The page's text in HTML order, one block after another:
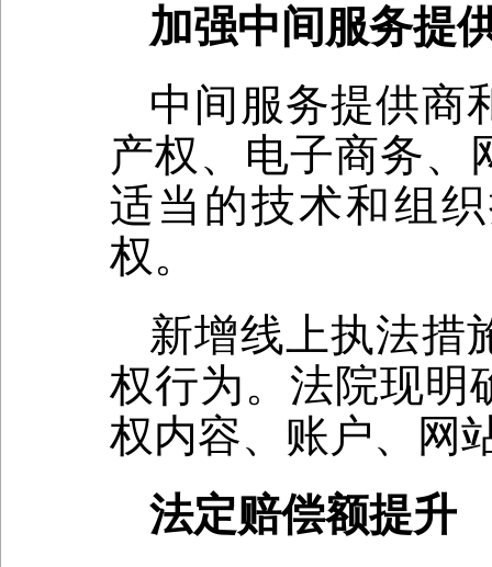
加强中间服务提
中间服务提供商
产权、电子商务、
适当的技术和组
权。
新增线上执法措
权行为。法院现明
权内容、账户、网
法定赔偿额提升